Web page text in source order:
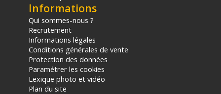
Informations
Qui sommes-nous ?
Recrutement
Informations légales
Conditions générales de vente
Protection des données
Paramétrer les cookies
Lexique photo et vidéo
Plan du site